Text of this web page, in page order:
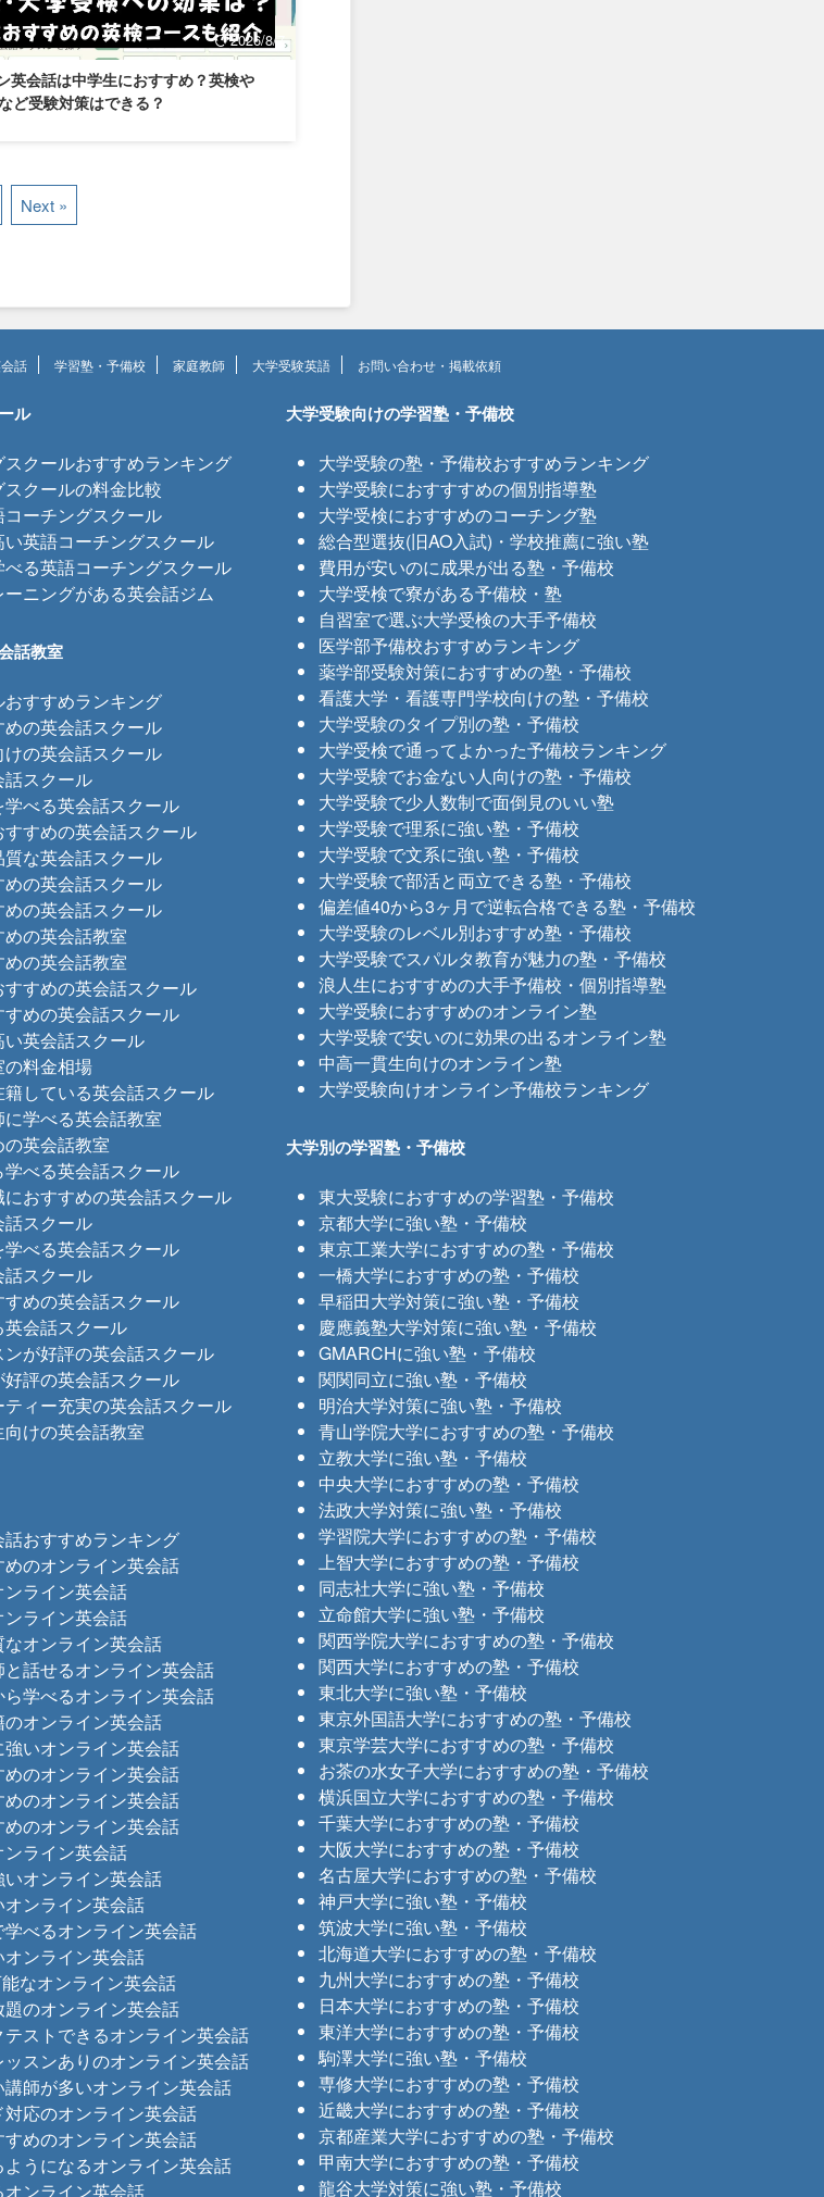
2026/8/7
英会話は中学生におすすめ？英検や
ど受験対策はできる？
Next »
話 学習塾・予備校 家庭教師 大学受験英語 お問い合わせ・掲載依頼
ル
クールおすすめランキング
クールの料金比較
ーチングスクール
英語コーチングスクール
る英語コーチングスクール
ニングがある英会話ジム
話教室
すすめランキング
の英会話スクール
の英会話スクール
スクール
学べる英会話スクール
すめの英会話スクール
な英会話スクール
の英会話スクール
の英会話スクール
の英会話教室
の英会話教室
すめの英会話スクール
めの英会話スクール
英会話スクール
の料金相場
している英会話スクール
学べる英会話教室
英会話教室
べる英会話スクール
おすすめの英会話スクール
スクール
べる英会話スクール
スクール
めの英会話スクール
会話スクール
が好評の英会話スクール
評の英会話スクール
ィー充実の英会話スクール
けの英会話教室
おすすめランキング
のオンライン英会話
ライン英会話
ライン英会話
オンライン英会話
話せるオンライン英会話
学べるオンライン英会話
オンライン英会話
強いオンライン英会話
のオンライン英会話
のオンライン英会話
のオンライン英会話
ライン英会話
オンライン英会話
ンライン英会話
べるオンライン英会話
ンライン英会話
なオンライン英会話
のオンライン英会話
ストできるオンライン英会話
スンありのオンライン英会話
師が多いオンライン英会話
応のオンライン英会話
めのオンライン英会話
うになるオンライン英会話
ンライン英会話
大学受験向けの学習塾・予備校
大学受験の塾・予備校おすすめランキング
大学受験におすすすめの個別指導塾
大学受検におすすめのコーチング塾
総合型選抜(旧AO入試)・学校推薦に強い塾
費用が安いのに成果が出る塾・予備校
大学受検で寮がある予備校・塾
自習室で選ぶ大学受検の大手予備校
医学部予備校おすすめランキング
薬学部受験対策におすすめの塾・予備校
看護大学・看護専門学校向けの塾・予備校
大学受験のタイプ別の塾・予備校
大学受検で通ってよかった予備校ランキング
大学受験でお金ない人向けの塾・予備校
大学受験で少人数制で面倒見のいい塾
大学受験で理系に強い塾・予備校
大学受験で文系に強い塾・予備校
大学受験で部活と両立できる塾・予備校
偏差値40から3ヶ月で逆転合格できる塾・予備校
大学受験のレベル別おすすめ塾・予備校
大学受験でスパルタ教育が魅力の塾・予備校
浪人生におすすめの大手予備校・個別指導塾
大学受験におすすめのオンライン塾
大学受験で安いのに効果の出るオンライン塾
中高一貫生向けのオンライン塾
大学受験向けオンライン予備校ランキング
大学別の学習塾・予備校
東大受験におすすめの学習塾・予備校
京都大学に強い塾・予備校
東京工業大学におすすめの塾・予備校
一橋大学におすすめの塾・予備校
早稲田大学対策に強い塾・予備校
慶應義塾大学対策に強い塾・予備校
GMARCHに強い塾・予備校
関関同立に強い塾・予備校
明治大学対策に強い塾・予備校
青山学院大学におすすめの塾・予備校
立教大学に強い塾・予備校
中央大学におすすめの塾・予備校
法政大学対策に強い塾・予備校
学習院大学におすすめの塾・予備校
上智大学におすすめの塾・予備校
同志社大学に強い塾・予備校
立命館大学に強い塾・予備校
関西学院大学におすすめの塾・予備校
関西大学におすすめの塾・予備校
東北大学に強い塾・予備校
東京外国語大学におすすめの塾・予備校
東京学芸大学におすすめの塾・予備校
お茶の水女子大学におすすめの塾・予備校
横浜国立大学におすすめの塾・予備校
千葉大学におすすめの塾・予備校
大阪大学におすすめの塾・予備校
名古屋大学におすすめの塾・予備校
神戸大学に強い塾・予備校
筑波大学に強い塾・予備校
北海道大学におすすめの塾・予備校
九州大学におすすめの塾・予備校
日本大学におすすめの塾・予備校
東洋大学におすすめの塾・予備校
駒澤大学に強い塾・予備校
専修大学におすすめの塾・予備校
近畿大学におすすめの塾・予備校
京都産業大学におすすめの塾・予備校
甲南大学におすすめの塾・予備校
龍谷大学対策に強い塾・予備校